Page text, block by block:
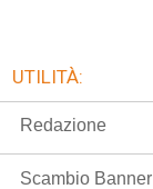
UTILITÀ:
Redazione
Scambio Banner